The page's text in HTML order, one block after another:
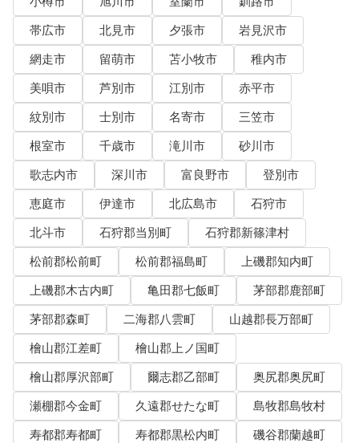
帯広市
北見市 夕張市
岩見沢市
網走市
留萌市 苫小牧市
稚内市
美唄市
芦別市 江別市
赤平市
紋別市
士別市 名寄市
三笠市
根室市
千歳市 滝川市
砂川市
歌志内市
深川市 富良野市
登別市
恵庭市
伊達市 北広島市
石狩市
北斗市
石狩郡当別町
石狩郡新篠津村
松前郡松前町
松前郡福島町
上磯郡知内町
上磯郡木古内町
亀田郡七飯町
茅部郡鹿部町
茅部郡森町
二海郡八雲町
山越郡長万部町
檜山郡江差町
檜山郡上ノ国町
檜山郡厚沢部町
爾志郡乙部町
奥尻郡奥尻町
瀬棚郡今金町
久遠郡せたな町
島牧郡島牧村
寿都郡寿都町
寿都郡黒松内町
磯谷郡蘭越町